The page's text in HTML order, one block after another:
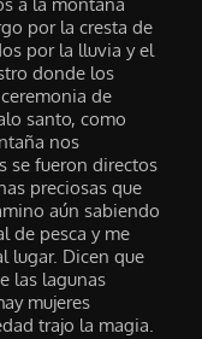
por la cresta de
por la lluvia y el
donde los
de
santo, como
nos
se fueron directos
preciosas que
aún sabiendo
de pesca y me
lugar. Dicen que
las lagunas
mujeres
trajo la magia.